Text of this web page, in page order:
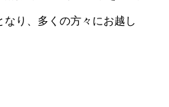
り、多くの方々にお越し